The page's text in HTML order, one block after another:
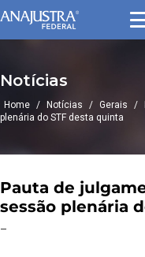
Notícias
Home / Notícias / Gerais /
plenária do STF desta quinta
Pauta de
sessão plenária
–